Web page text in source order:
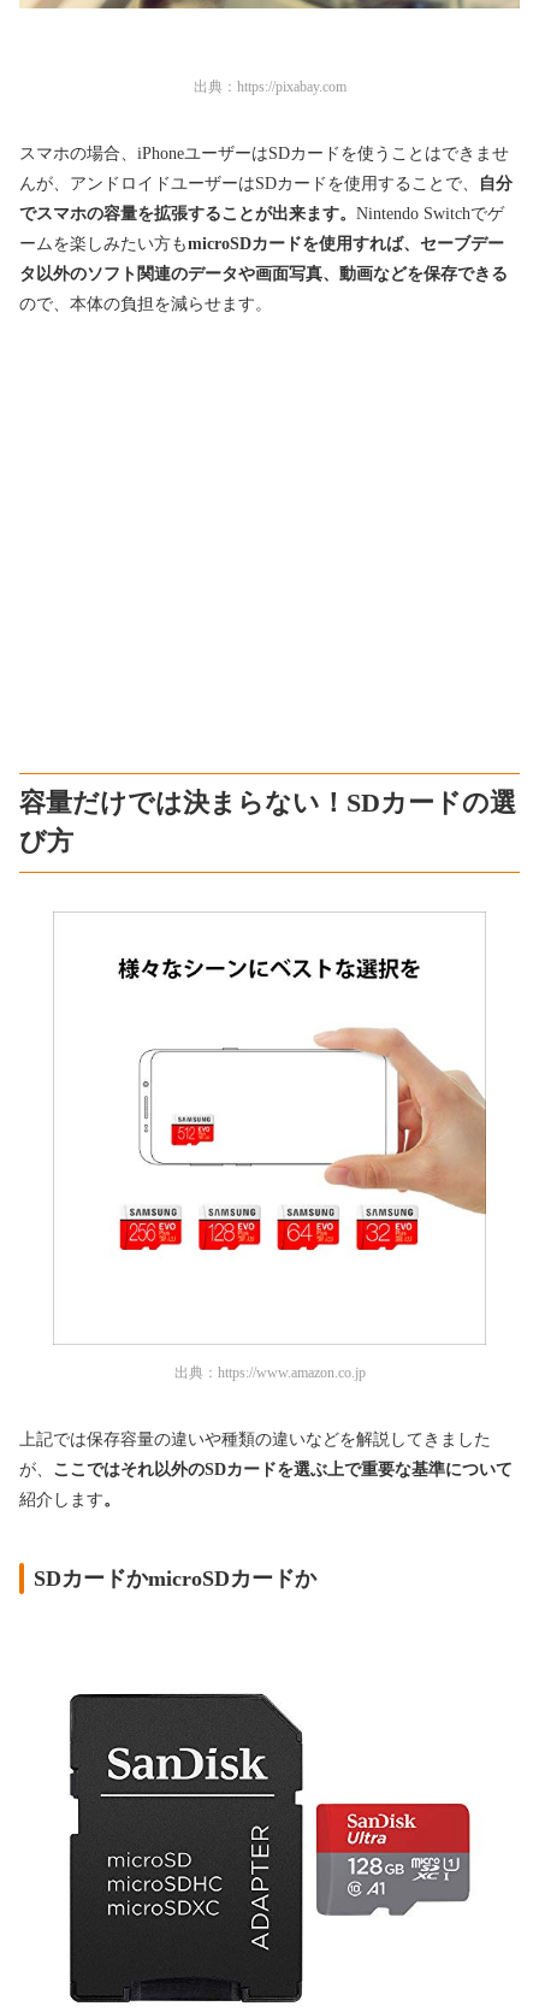
出典： https://pixabay.com
スマホの場合、iPhoneユーザーはSDカードを使うことはできませ
んが、アンドロイドユーザーはSDカードを使用することで、
自分
でスマホの容量を拡張することが出来ます。 Nintendo Switchでゲ
ームを楽しみたい方もmicroSDカードを使用すれば、セーブデー
タ以外のソフト関連のデータや画面写真、動画などを保存できる
ので、本体の負担を減らせます。
容量だけでは決まらない！SDカードの選
び方
出典： https://www.amazon.co.jp
上記では保存容量の違いや種類の違いなどを解説してきました
が、 ここではそれ以外のSDカードを選ぶ上で重要な基準について
紹介します。
SDカードかmicroSDカードか